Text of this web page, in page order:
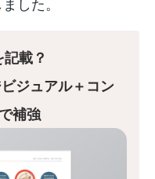
した。
載？
ジュアル＋コン
補強